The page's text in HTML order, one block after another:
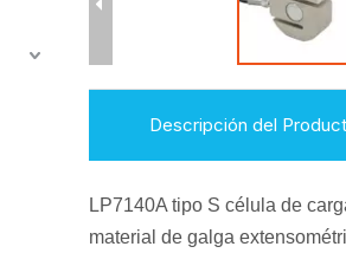
Descripción del
LP7140A tipo S célula de
material de galga